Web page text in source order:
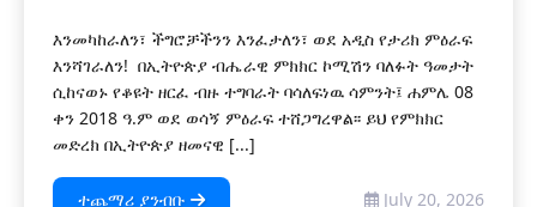
እንመካከራለን፣ ችግሮቻችንን እንፈታለን፣ ወደ አዲስ የታሪክ ምዕራፍ
እንሻገራለን! በኢትዮጵያ ብሔራዊ ምክክር ኮሚሽን ባለፉት ዓመታት
ሲከናወኑ የቆዩት ዘርፈ ብዙ ተግባራት ባሳለፍነዉ ሳምንት፤ ሐምሌ 08
ቀን 2018 ዓ.ም ወደ ወሳኝ ምዕራፍ ተሸጋግረዋል፡፡ ይህ የምክክር
መድረክ በኢትዮጵያ ዘመናዊ [...]
ተጨማሪ ያንብቡ July 20, 2026